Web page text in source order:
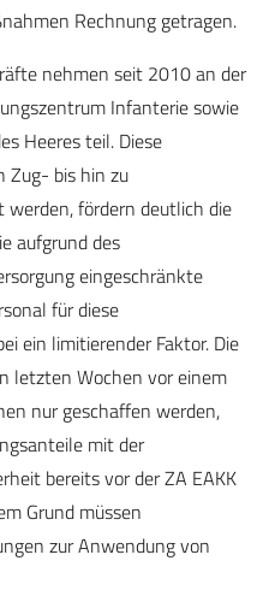
Rechnung getragen.
nehmen seit 2010 an der
Infanterie sowie
Heeres teil. Diese
Zug- bis hin zu
fördern deutlich die
aufgrund des
eingeschränkte
für diese
ein limitierender Faktor. Die
letzten Wochen vor einem
nur geschaffen werden,
mit der
bereits vor der ZA EAKK
Grund müssen
zur Anwendung von